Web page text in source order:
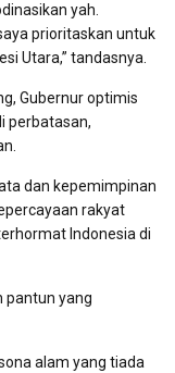
yah.
prioritaskan untuk
Utara,” tandasnya.
Gubernur optimis
perbatasan,
dan kepemimpinan
rakyat
Indonesia di
pantun yang
alam yang tiada